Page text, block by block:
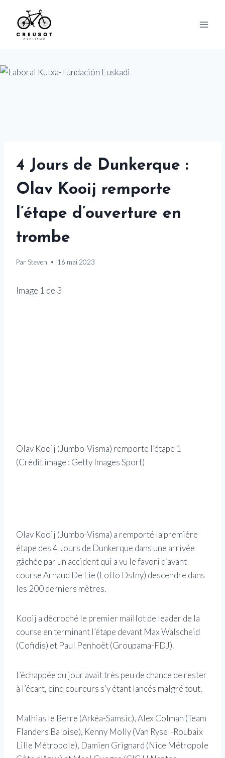
content
4 Jours de Dunkerque :
Olav Kooij remporte
l’étape d’ouverture en
trombe
Par Steven 16 mai 2023
Image 1 de 3
Olav Kooij (Jumbo-Visma) remporte l’étape 1
(Crédit image : Getty Images Sport)
Olav Kooij (Jumbo-Visma) a remporté la première
étape des 4 Jours de Dunkerque dans une arrivée
gâchée par un accident qui a vu le favori d’avant-
course Arnaud De Lie (Lotto Dstny) descendre dans
les 200 derniers mètres.
Kooij a décroché le premier maillot de leader de la
course en terminant l’étape devant Max Walscheid
(Cofidis) et Paul Penhoët (Groupama-FDJ).
L’échappée du jour avait très peu de chance de rester
à l’écart, cinq coureurs s’y étant lancés malgré tout.
Mathias le Berre (Arkéa-Samsic), Alex Colman (Team
Flanders Baloise), Kenny Molly (Van Rysel-Roubaix
Lille Métropole), Damien Grignard (Nice Métropole